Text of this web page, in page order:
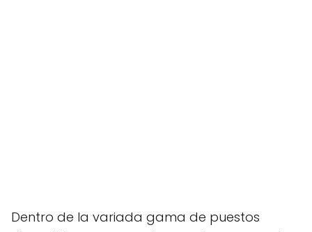
Dentro de la variada gama de puestos